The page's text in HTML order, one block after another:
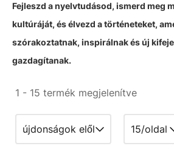
Fejleszd a nyelvtudásod, ismerd meg
kultúráját, és élvezd a történeteket,
szórakoztatnak, inspirálnak és új
gazdagítanak.
1 - 15 termék megjelenítve